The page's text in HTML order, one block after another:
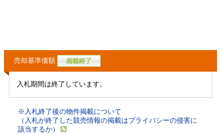
売却基準価額
入札期間は終了しています。
※入札終了後の物件掲載について
（入札が終了した競売情報の掲載はプライバシーの侵害に
該当するか）